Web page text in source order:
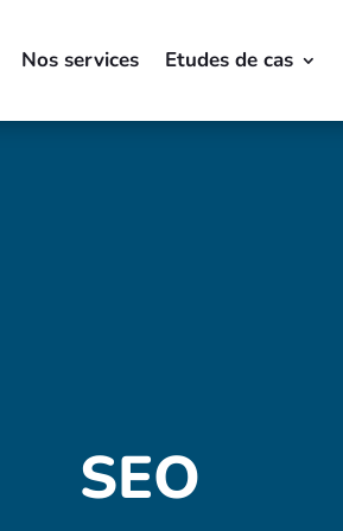
Nos services Etudes de cas
SEO